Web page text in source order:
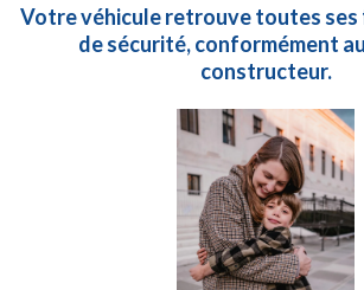
Votre véhicule retrouve toutes
de sécurité, conformément
constructeur.